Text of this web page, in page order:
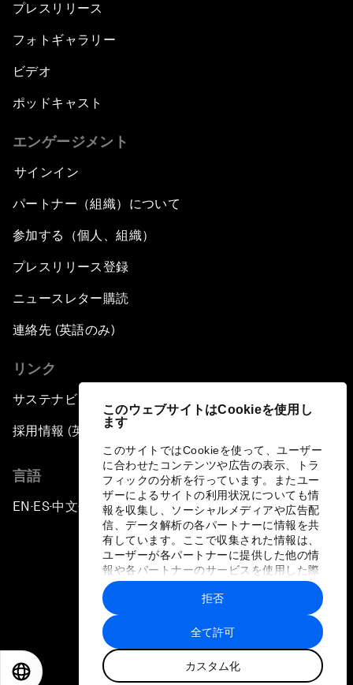
このウェブサイトはCookieを使用し
ます
このサイトではCookieを使って、ユーザー
に合わせたコンテンツや広告の表示、トラ
フィックの分析を行っています。またユー
ザーによるサイトの利用状況についても情
報を収集し、ソーシャルメディアや広告配
信、データ解析の各パートナーに情報を共
有しています。ここで収集された情報は、
ユーザーが各パートナーに提供した他の情
報や各パートナーのサービスを使用した際
に収集された情報と組み合わされ、各パー
トナーによって使用されることがありま
す。
全て許可
カスタム化
拒否
プレスリリース
フォトギャラリー
ビデオ
ポッドキャスト
エンゲージメント
サインイン
パートナー（組織）について
参加する（個人、組織）
プレスリリース登録
ニュースレター購読
連絡先 (英語のみ)
リンク
サステナビリティへの取り組み
採用情報 (英語のみ)
言語
EN ▪ES▪中文▪ 日本語
プライバシーポリシーと利用規約
サイトマップ
©
世界経済フォーラム